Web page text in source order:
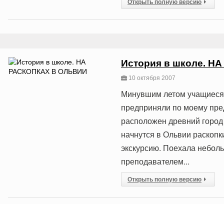
История в школе.
10 октября 2007
Минувшим летом
предприняли по моему
расположен древний
начнутся в Ольвии
экскурсию. Поехала
преподавателем...
Открыть полную версию